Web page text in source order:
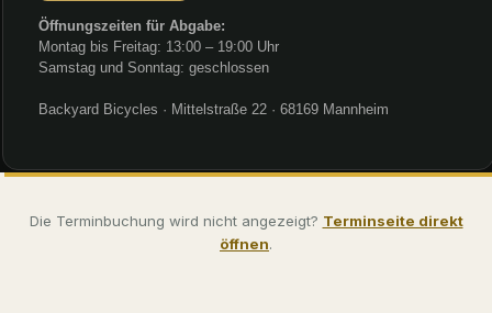
Die Terminbuchung wird nicht angezeigt? Terminseite direkt
öffnen.